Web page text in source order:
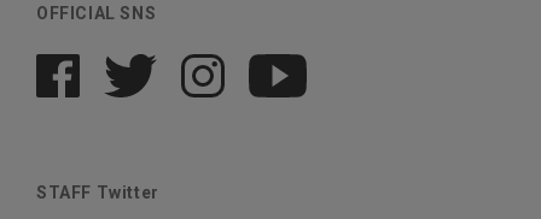
OFFICIAL SNS
STAFF Twitter